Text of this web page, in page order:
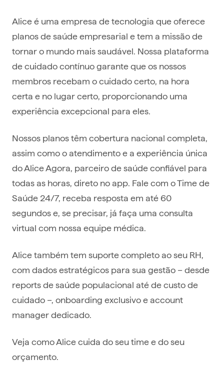
Alice é uma empresa de tecnologia que oferece
planos de saúde empresarial e tem a missão de
tornar o mundo mais saudável. Nossa plataforma
de cuidado contínuo garante que os nossos
membros recebam o cuidado certo, na hora
certa e no lugar certo, proporcionando uma
experiência excepcional para eles.
Nossos planos têm cobertura nacional completa,
assim como o atendimento e a experiência única
do Alice Agora, parceiro de saúde confiável para
todas as horas, direto no app. Fale com o Time de
Saúde 24/7, receba resposta em até 60
segundos e, se precisar, já faça uma consulta
virtual com nossa equipe médica.
Alice também tem suporte completo ao seu RH,
com dados estratégicos para sua gestão – desde
reports de saúde populacional até de custo de
cuidado –, onboarding exclusivo e account
manager dedicado.
Veja como Alice cuida do seu time e do seu
orçamento.